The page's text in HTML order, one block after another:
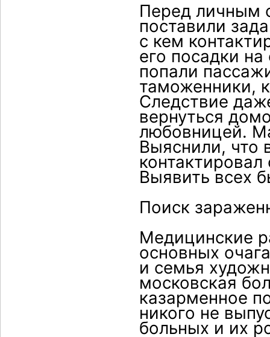
Перед личным
поставили
с кем
его посадки
попали
таможенники,
Следствие
вернуться
любовницей.
Выяснили, что
Выявить всех
Поиск
Медицинские
основных
и семья
московская
казарменное
никого не
больных и их